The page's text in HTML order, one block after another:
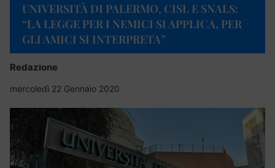
UNIVERSITÀ DI PALERMO, CISL E SNALS:
“LA LEGGE PER I NEMICI SI APPLICA, PER
GLI AMICI SI INTERPRETA”
Redazione
mercoledì 22 Gennaio 2020